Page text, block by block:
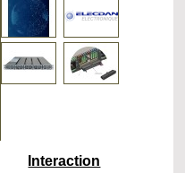
Interaction